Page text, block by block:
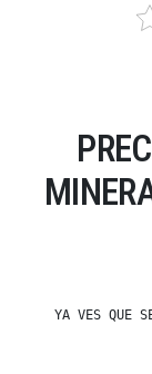
YA VES QUE